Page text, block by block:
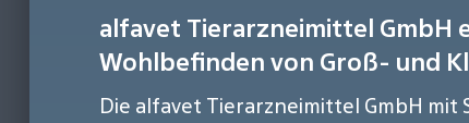
alfavet Tierarzneimittel GmbH
Wohlbefinden von Groß- und
Die alfavet Tierarzneimittel GmbH